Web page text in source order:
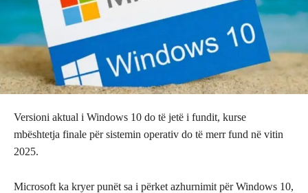
Versioni aktual i Windows 10 do të jetë i fundit, kurse
mbështetja finale për sistemin operativ do të merr fund në vitin
2025.
Microsoft ka kryer punët sa i përket azhurnimit për Windows 10,